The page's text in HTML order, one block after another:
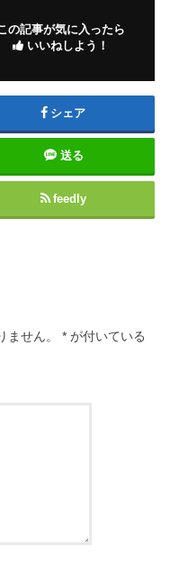
の記事が気に入ったら
いいねしよう！
シェア
送る
feedly
ません。 * が付いている